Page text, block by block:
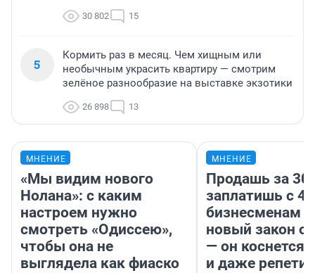
30 802 15
5
Кормить раз в месяц. Чем хищным или
необычным украсить квартиру — смотрим
зелёное разнообразие на выставке экзотики
26 898 13
МНЕНИЕ
«Мы видим нового
Нолана»: с каким
настроем нужно
смотреть «Одиссею»,
чтобы она не
выглядела как фиаско
МНЕНИЕ
Продашь за
заплатишь с
бизнесменам
новый закон о
— он коснется
и даже